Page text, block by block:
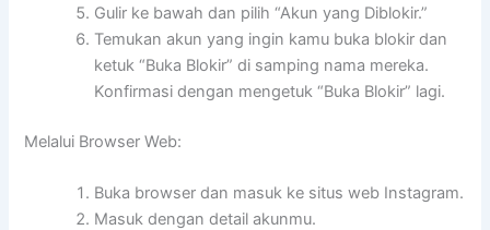
Gulir ke bawah dan pilih “Akun yang Diblokir.”
Temukan akun yang ingin kamu buka blokir dan
ketuk “Buka Blokir” di samping nama mereka.
Konfirmasi dengan mengetuk “Buka Blokir” lagi.
Melalui Browser Web:
Buka browser dan masuk ke situs web Instagram.
Masuk dengan detail akunmu.